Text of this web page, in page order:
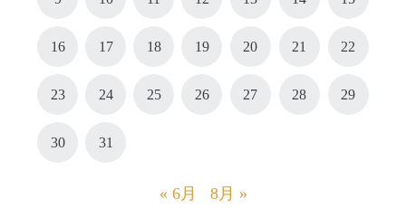
16 17 18 19 20 21 22
23 24 25 26 27 28 29
30 31
« 6月 8月 »